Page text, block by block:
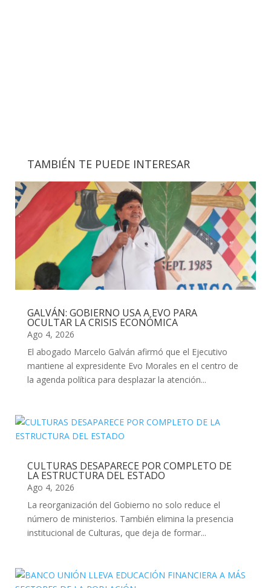
TAMBIÉN TE PUEDE INTERESAR
GALVÁN: GOBIERNO USA A EVO PARA
OCULTAR LA CRISIS ECONÓMICA
Ago 4, 2026
El abogado Marcelo Galván afirmó que el Ejecutivo
mantiene al expresidente Evo Morales en el centro de
la agenda política para desplazar la atención...
CULTURAS DESAPARECE POR COMPLETO DE
LA ESTRUCTURA DEL ESTADO
Ago 4, 2026
La reorganización del Gobierno no solo reduce el
número de ministerios. También elimina la presencia
institucional de Culturas, que deja de formar...